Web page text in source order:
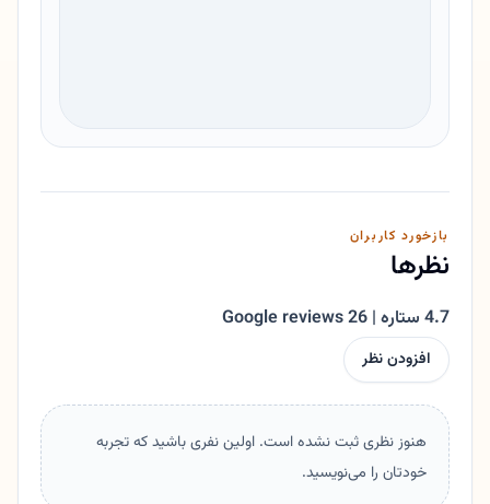
بازخورد کاربران
نظرها
4.7 ستاره | 26 Google reviews
افزودن نظر
هنوز نظری ثبت نشده است. اولین نفری باشید که تجربه
خودتان را می‌نویسید.